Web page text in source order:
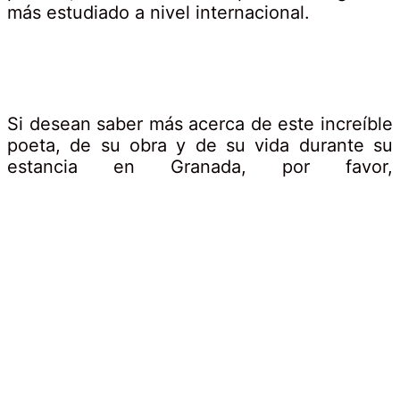
más estudiado a nivel internacional.
Si desean saber más acerca de este increíble
poeta, de su obra y de su vida durante su
estancia en Granada, por favor,